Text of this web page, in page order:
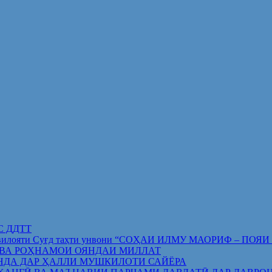
ДДТТ
вилояти Суғд таҳти унвони “СОҲАИ ИЛМУ МАОРИФ
РОҲНАМОИ ОЯНДАИ МИЛЛАТ
ДАР ҲАЛЛИ МУШКИЛОТИ САЙЁРА